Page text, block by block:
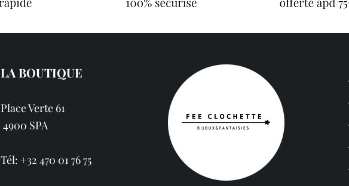
LA BOUTIQUE
Place Verte 61
4900 SPA
Tél: +32 470 01 76 75